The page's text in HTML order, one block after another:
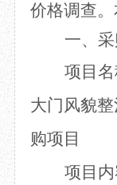
价格调查。
一、
项目
大门风貌
购项目
项目